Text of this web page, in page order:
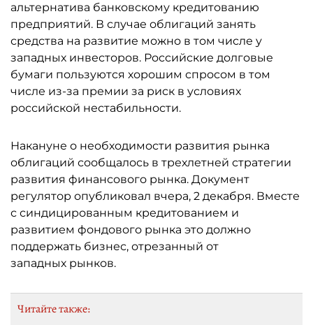
альтернатива банковскому кредитованию
предприятий. В случае облигаций занять
средства на развитие можно в том числе у
западных инвесторов. Российские долговые
бумаги пользуются хорошим спросом в том
числе из-за премии за риск в условиях
российской нестабильности.
Накануне о необходимости развития рынка
облигаций сообщалось в трехлетней стратегии
развития финансового рынка. Документ
регулятор опубликовал вчера, 2 декабря. Вместе
с синдицированным кредитованием и
развитием фондового рынка это должно
поддержать бизнес, отрезанный от
западных рынков.
Читайте также: